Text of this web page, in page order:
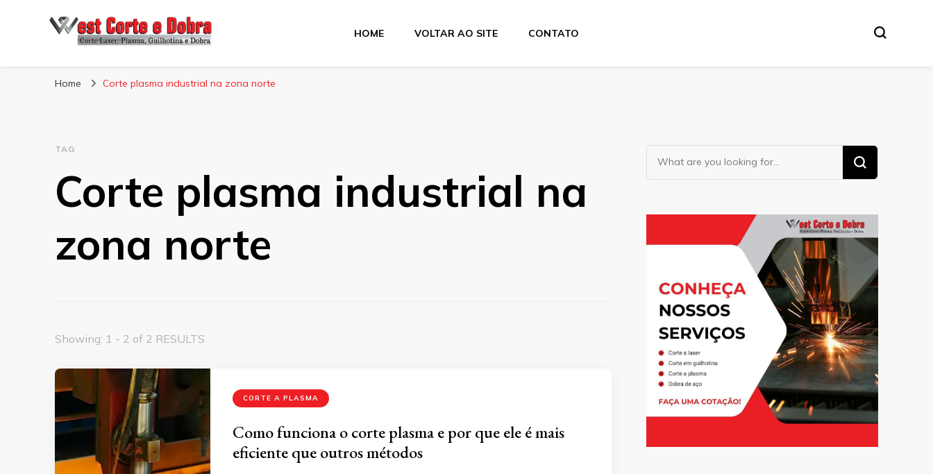
Blog West Corte e Dobra
HOME VOLTAR AO SITE CONTATO
Home Corte plasma industrial na zona norte
TAG
Corte plasma industrial na
zona norte
Showing: 1 - 2 of 2 RESULTS
CORTE A PLASMA
Como funciona o corte plasma e por que ele é mais
eficiente que outros métodos
Looking
for